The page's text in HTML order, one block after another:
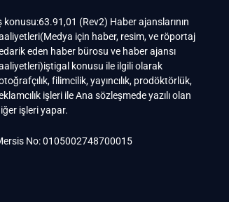
konusu:63.91,01 (Rev2) Haber ajanslarının
için haber, resim, ve röportaj
eden haber bürosu ve haber ajansı
konusu ile ilgili olarak
filimcilik, yayıncılık, prodöktörlük,
işleri ile Ana sözleşmede yazılı olan
işleri yapar.
No: 0105002748700015